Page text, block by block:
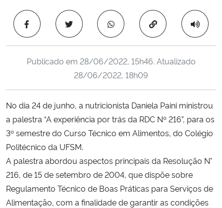
Ministério da Cidadania
Ministério da Saúde
Ministério de Minas e Energia
Ministério da Ciência, Tecnologia, Inovações e Comunicações
Ministério do Meio Ambiente
Ministério do Turismo
Ministério do Desenvolvimento Regional
Controladoria-Geral da União
Copiar para área
Publicado em 28/06/2022, 15h46. Atualizado
28/06/2022, 18h09
No dia 24 de junho, a nutricionista Daniela Paini ministrou
a palestra “A experiência por trás da RDC Nº 216”, para os
3º semestre do Curso Técnico em Alimentos, do Colégio
Politécnico da UFSM.
A palestra abordou aspectos principais da Resolução N°
216, de 15 de setembro de 2004, que dispõe sobre
Regulamento Técnico de Boas Práticas para Serviços de
Alimentação, com a finalidade de garantir as condições